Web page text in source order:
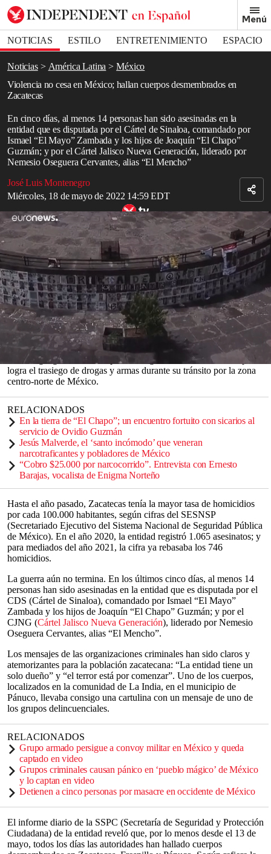
Menú
NOTICIAS ESTILO ENTRETENIMIENTO
ESPACIO
DEPORTES
Noticias América Latina
México
Violencia no cesa en México; hallan cuerpos desmembrados en
Zacatecas
En cinco días, al menos 14 personas han sido asesinadas en la
entidad que es disputada por el Cártel de Sinaloa, comandado por
Ismael “El Mayo” Zambada y los hijos de Joaquín “El Chapo”
Guzmán; y por el Cártel Jalisco Nueva Generación, liderado por
Nemesio Oseguera Cervantes, alias “El Mencho”
José Luis Montenegro
Miércoles, 18 de mayo de 2022 14:59 EDT
Bookmark popover
Removed from bookmarks
Close popover
seconds
0
seconds
México: más de 91.000 desaparecidos
En junio de 2021, cerca de 200 hombres armadosirrumpieron en
una gasolinera de un poblado en México, cuando de pronto
pistoleros de otros bandos criminales los emboscaron. La balacera
duró horas y trajo consigo el presagio del terror para la ciudadanía.
Al menos 18 cadáveres fueron contabilizados por las autoridadades
que arribaron a la zona de conflicto, tan solo un día después de los
hechos.
El enfrentamiento ocurrió en San Juan Capistrano, una localidad en
Valparaíso, en el estado mexicano de Zacatecas. Se trata de un
enclave geográfico idóneo para las organizaciones criminales pues
logra el trasiego de drogas y armas durante su tránsito por la zona
centro-norte de México.
RELACIONADOS
En la tierra de “El Chapo”; un encuentro fortuito con sicarios al
servicio de Ovidio Guzmán
Jesús Malverde, el ‘santo incómodo’ que veneran
narcotraficantes y pobladores de México
“Cobro $25.000 por narcocorrido”. Entrevista con Ernesto
Barajas, vocalista de Enigma Norteño
Hasta el año pasado, Zacatecas tenía la mayor tasa de homicidios
por cada 100.000 habitantes, según cifras del SESNSP
(Secretariado Ejecutivo del Sistema Nacional de Seguridad Pública
de México). En el año 2020, la entidad registró 1.065 asesinatos; y
para mediados del año 2021, la cifra ya rebasaba los 746
homicidios.
La guerra aún no termina. En los últimos cinco días, al menos 14
personas han sido asesinadas en la entidad que es disputada por el
CDS (Cártel de Sinaloa), comandado por Ismael “El Mayo”
Zambada y los hijos de Joaquín “El Chapo” Guzmán; y por el
CJNG (Cártel Jalisco Nueva Generación), liderado por Nemesio
Oseguera Cervantes, alias “El Mencho”.
Los mensajes de las organizaciones criminales han sido claros y
atemorizantes para la población zacatecana: “La entidad tiene un
solo dueño” y “el terror está por comenzar”. Uno de los cuerpos,
localizados en la comunidad de La India, en el municipio de
Pánuco, llevaba consigo una cartulina con un mensaje de uno de
los grupos delincuenciales.
RELACIONADOS
Grupo armado persigue a convoy militar en México y queda
captado en video
Grupos criminales causan pánico en ‘pueblo mágico’ de México
y lo captan en video
Detienen a cinco personas por masacre en occidente de México
El informe diario de la SSPC (Secretaría de Seguridad y Protección
Ciudadana) de la entidad reveló que, por lo menos desde el 13 de
mayo, todos los días las autoridades han hallado cuerpos